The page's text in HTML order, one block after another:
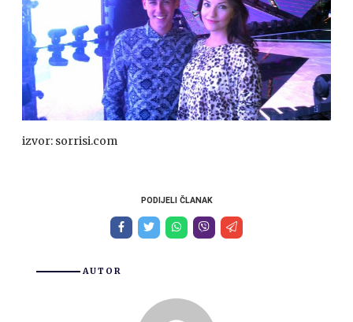
izvor: sorrisi.com
PODIJELI ČLANAK
AUTOR